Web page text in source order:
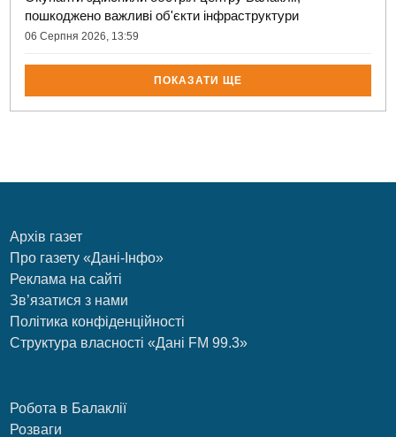
пошкоджено важливі об'єкти інфраструктури
06 Серпня 2026, 13:59
ПОКАЗАТИ ЩЕ
Архів газет
Про газету «Дані-Інфо»
Реклама на сайті
Зв’язатися з нами
Політика конфіденційності
Структура власності «Дані FM 99.3»
Робота в Балаклії
Розваги